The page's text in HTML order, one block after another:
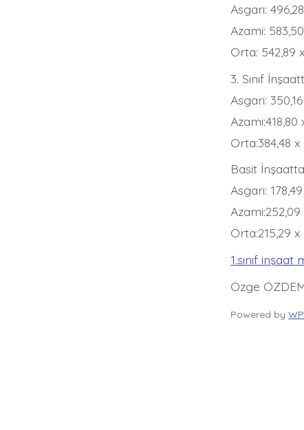
Asgari:
Azami:
Orta: 542,89
3. Sınıf
Asgari:
Azami:418,80
Orta:384,48 x
Basit İnşaatta
Asgari:
Orta:215,29
1.sınıf inşaat
Özge
Powered by